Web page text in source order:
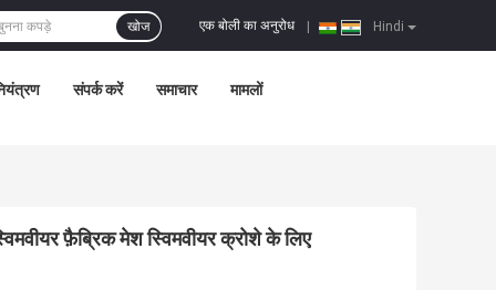
Hindi
एक बोली का अनुरोध
खोज
संपर्क करें समाचार मामलों
फ़ैब्रिक मेश स्विमवीयर क्रोशे के लिए